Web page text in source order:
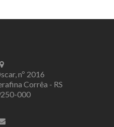
nº 2016
Corrêa - RS
000